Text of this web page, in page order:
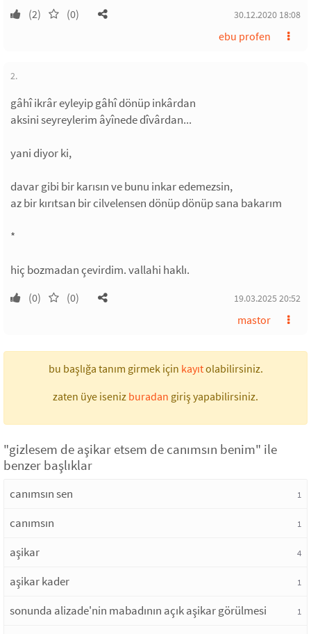
(2) (0) 30.12.2020 18:08
ebu profen
2.
gâhî ikrâr eyleyip gâhî dönüp inkârdan
aksini seyreylerim âyînede dîvârdan...
yani diyor ki,
davar gibi bir karısın ve bunu inkar edemezsin,
az bir kırıtsan bir cilvelensen dönüp dönüp sana bakarım
*
hiç bozmadan çevirdim. vallahi haklı.
(0) (0) 19.03.2025 20:52
mastor
bu başlığa tanım girmek için kayıtolabilirsiniz.
zaten üye iseniz buradan giriş yapabilirsiniz.
"gizlesem de aşikar etsem de canımsın benim" ile
benzer başlıklar
canımsın sen 1
canımsın 1
aşikar 4
aşikar kader 1
sonunda alizade'nin mabadının açık aşikar görülmesi 1